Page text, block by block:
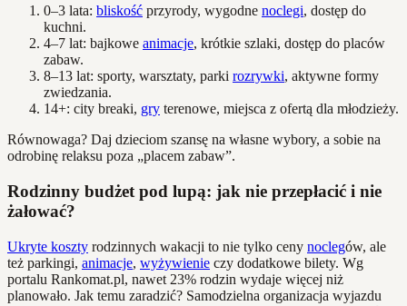
0–3 lata: bliskość przyrody, wygodne noclegi, dostęp do
kuchni.
4–7 lat: bajkowe animacje, krótkie szlaki, dostęp do placów
zabaw.
8–13 lat: sporty, warsztaty, parki rozrywki, aktywne formy
zwiedzania.
14+: city breaki, gry terenowe, miejsca z ofertą dla młodzieży.
Równowaga? Daj dzieciom szansę na własne wybory, a sobie na
odrobinę relaksu poza „placem zabaw”.
Rodzinny budżet pod lupą: jak nie przepłacić i nie
żałować?
Ukryte koszty rodzinnych wakacji to nie tylko ceny noclegów, ale
też parkingi, animacje, wyżywienie czy dodatkowe bilety. Wg
portalu Rankomat.pl, nawet 23% rodzin wydaje więcej niż
planowało. Jak temu zaradzić? Samodzielna organizacja wyjazdu